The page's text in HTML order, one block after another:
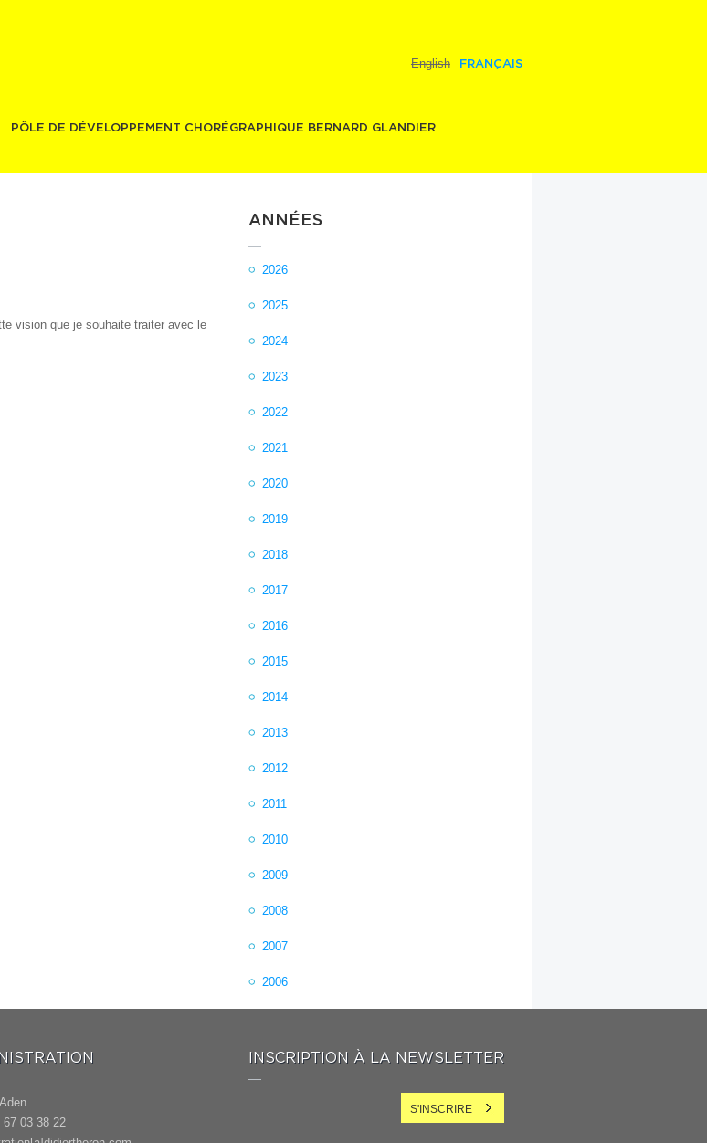
English
FRANÇAIS
PÔLE DE DÉVELOPPEMENT CHORÉGRAPHIQUE BERNARD GLANDIER
vision que je souhaite traiter avec le
ANNÉES
2026
2025
2024
2023
2022
2021
2020
2019
2018
2017
2016
2015
2014
2013
2012
2011
2010
2009
2008
2007
2006
67 03 38 22
INSCRIPTION À LA NEWSLETTER